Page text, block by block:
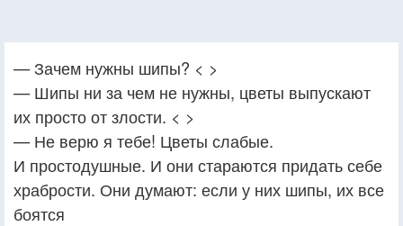
— Зачем нужны шипы? < >
— Шипы ни за чем не нужны, цветы выпускают
их просто от злости. < >
— Не верю я тебе! Цветы слабые.
И простодушные. И они стараются придать себе
храбрости. Они думают: если у них шипы, их все
боятся